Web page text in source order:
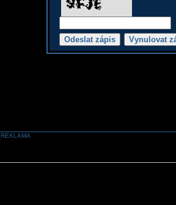
REKLAMA